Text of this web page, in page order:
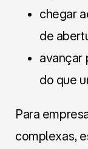
chegar
de
avançar
do que
Para
complexas,